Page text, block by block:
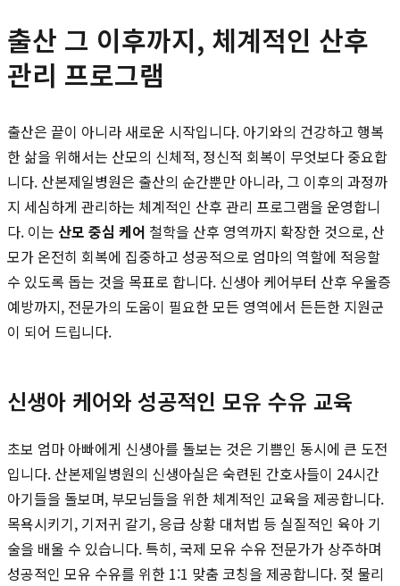
출산 그 이후까지, 체계적인 산후
관리 프로그램
출산은 끝이 아니라 새로운 시작입니다. 아기와의 건강하고 행복
한 삶을 위해서는 산모의 신체적, 정신적 회복이 무엇보다 중요합
니다. 산본제일병원은 출산의 순간뿐만 아니라, 그 이후의 과정까
지 세심하게 관리하는 체계적인 산후 관리 프로그램을 운영합니
다. 이는 산모 중심 케어 철학을 산후 영역까지 확장한 것으로, 산
모가 온전히 회복에 집중하고 성공적으로 엄마의 역할에 적응할
수 있도록 돕는 것을 목표로 합니다. 신생아 케어부터 산후 우울증
예방까지, 전문가의 도움이 필요한 모든 영역에서 든든한 지원군
이 되어 드립니다.
신생아 케어와 성공적인 모유 수유 교육
초보 엄마 아빠에게 신생아를 돌보는 것은 기쁨인 동시에 큰 도전
입니다. 산본제일병원의 신생아실은 숙련된 간호사들이 24시간
아기들을 돌보며, 부모님들을 위한 체계적인 교육을 제공합니다.
목욕시키기, 기저귀 갈기, 응급 상황 대처법 등 실질적인 육아 기
술을 배울 수 있습니다. 특히, 국제 모유 수유 전문가가 상주하며
성공적인 모유 수유를 위한 1:1 맞춤 코칭을 제공합니다. 젖 물리